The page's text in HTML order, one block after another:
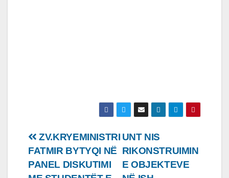
Lëvizje
te
UNT NIS
RIKONSTRUIMIN
E OBJEKTEVE
ZV.KRYEMINISTRI
FATMIR BYTYQI NË
PANEL DISKUTIMI